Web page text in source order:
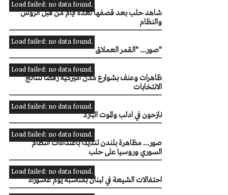
Load failed: no data found.
شاهد حلب بعد قصفها لعدة أيام من قبل الروس
والنظام
Load failed: no data found.
صور... "القمر العملاق"
Load failed: no data found.
ظاهرات وعنف بشوارع مدن أميركية رفضا لنتائج
الانتخابات
Load failed: no data found.
نازحون في ادلب والموت البارد
Load failed: no data found.
صور... مظاهرة بلندن تنديدًا باعتداءات النظام
السوري وروسيا على حلب
Load failed: no data found.
احتفالات الشيعة في لبنان بمناسبة يوم عاشوراء